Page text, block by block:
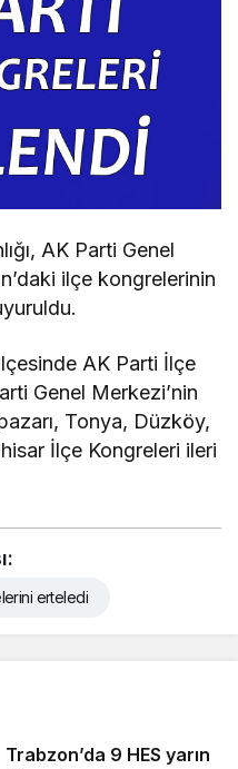
AK Parti Genel
ilçe kongrelerinin
AK Parti İlçe
Genel Merkezi’nin
Tonya, Düzköy,
İlçe Kongreleri ileri
erteledi
Trabzon’da 9 HES yarın